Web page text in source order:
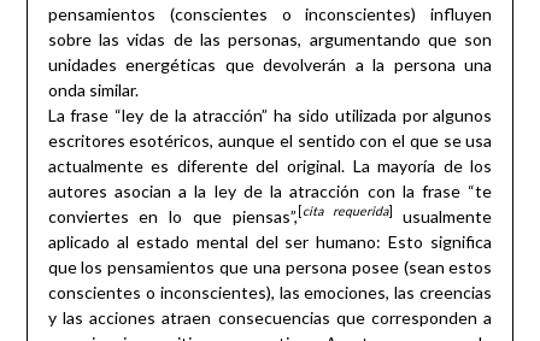
pensamientos (conscientes o inconscientes) influyen
sobre las vidas de las personas, argumentando que son
unidades energéticas que devolverán a la persona una
onda similar.
La frase “ley de la atracción” ha sido utilizada por algunos
escritores esotéricos, aunque el sentido con el que se usa
actualmente es diferente del original. La mayoría de los
autores asocian a la ley de la atracción con la frase “te
conviertes en lo que piensas”, cita requerida]
usualmente
aplicado al estado mental del ser humano: Esto significa
que los pensamientos que una persona posee (sean estos
conscientes o inconscientes), las emociones, las creencias
y las acciones atraen consecuencias que corresponden a